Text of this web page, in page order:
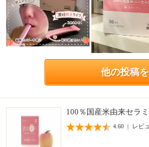
他の投稿
100％国産米由来セラ
4.60 | レビュ